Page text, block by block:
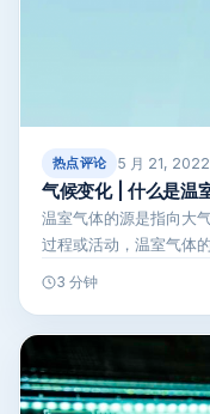
热点评论 5 月 21, 2022
气候变化 | 什么是温
温室气体的源是指向大
过程或活动，温室气体
3 分钟